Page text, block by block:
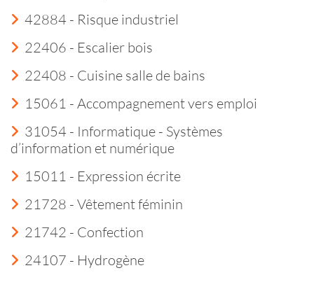
42884 - Risque industriel
22406 - Escalier bois
22408 - Cuisine salle de bains
15061 - Accompagnement vers emploi
31054 - Informatique - Systèmes
d’information et numérique
15011 - Expression écrite
21728 - Vêtement féminin
21742 - Confection
24107 - Hydrogène